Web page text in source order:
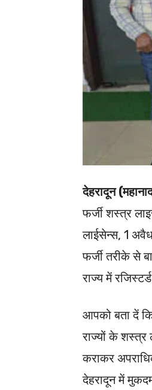
देहरादून
फर्जी शस्त्र
लाईसेन्स, 1
फर्जी तरीके से
राज्य में
आपको बता दें कि
राज्यों के
कराकर
देहरादून में